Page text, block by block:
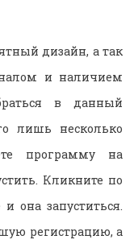
дизайн, а так
и наличием
в данный
лишь несколько
программу на
Кликните по
она запуститься.
регистрацию, а